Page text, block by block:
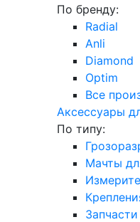
По бренду:
Radial
Anli
Diamond
Optim
Все
Аксессуары
По типу:
Мачты